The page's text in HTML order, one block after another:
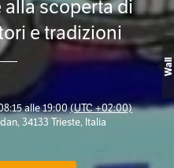
scoperta di
e tradizioni
alle 19:00(UTC +02:00)
34133 Trieste, Italia
Wall